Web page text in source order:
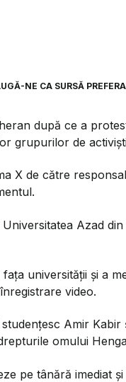
NE CA SURSĂ
după ce a
grupurilor de
X de către
Azad
universității și a
video.
Amir
omului
pe tânără imediat